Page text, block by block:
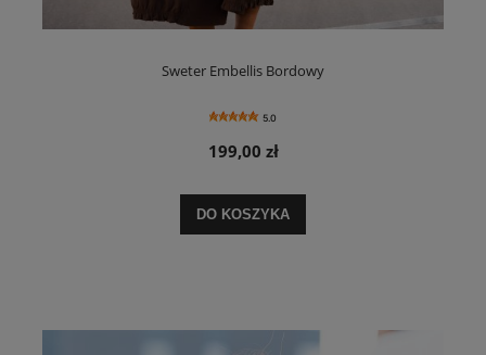
Sweter Embellis Bordowy
5.0
199,00 zł
DO KOSZYKA